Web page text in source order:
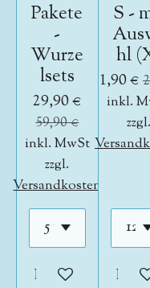
Pakete
-
Wurze
lsets
29,90 €
59,90 €
inkl. MwSt
zzgl.
Versandkosten
In den
S -
hl
1,90 €
inkl.
zzgl.
In